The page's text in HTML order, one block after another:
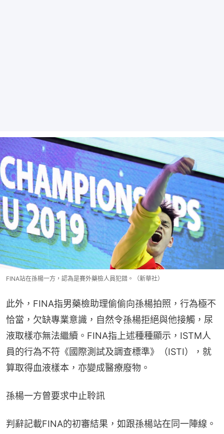
FINA站在孫楊一方，認為是賽外藥檢人員犯錯。（新華社）
此外，FINA指男藥檢助理偷偷向孫楊拍照，行為極不
恰當，欠缺專業意識，自然令孫楊拒絕與他接觸，尿
液取樣亦無法繼續。FINA指上述種種顯示，ISTM人
員的行為不符《國際測試及調查標準》（ISTI），就
算取得血液樣本，亦變成醫療廢物。
孫楊一方曾要求中止聆訊
判辭記載FINA的初審結果，如跟孫楊站在同一陣線。